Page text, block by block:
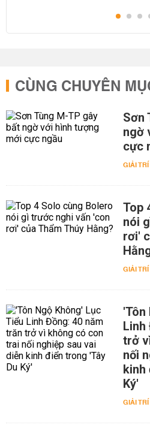
CÙNG CHUYÊN
Sơn
ngờ
cực
GIẢI TRÍ
Top
nói
rơi'
GIẢI TRÍ
'Tôn
Linh
trở
nối
kinh
Ký'
GIẢI TRÍ